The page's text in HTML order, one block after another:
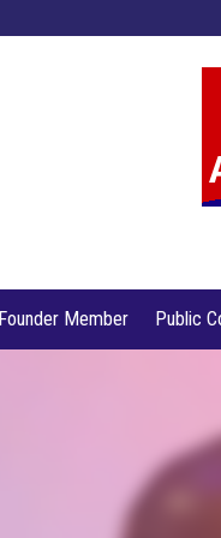
Founder Member Public